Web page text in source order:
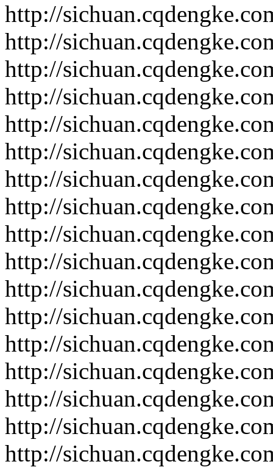
http://
http://
http://
http://
http://
http://
http://
http://
http://
http://
http://
http://
http://
http://
http://
http://
http://